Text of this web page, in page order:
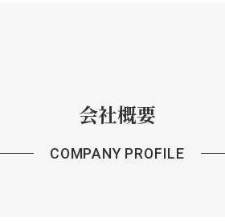
会社概要
COMPANY PROFILE